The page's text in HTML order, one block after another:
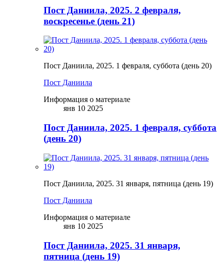
Пост Даниила, 2025. 2 февраля,
воскресенье (день 21)
Пост Даниила, 2025. 1 февраля, суббота (день 20)
Пост Даниила
Информация о материале
янв 10 2025
Пост Даниила, 2025. 1 февраля, суббота
(день 20)
Пост Даниила, 2025. 31 января, пятница (день 19)
Пост Даниила
Информация о материале
янв 10 2025
Пост Даниила, 2025. 31 января,
пятница (день 19)